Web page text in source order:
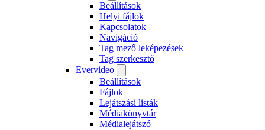
Beállítások
Helyi fájlok
Kapcsolatok
Navigáció
Tag mező leképezések
Tag szerkesztő
Evervideo
Beállítások
Fájlok
Lejátszási listák
Médiakönyvtár
Médialejátszó